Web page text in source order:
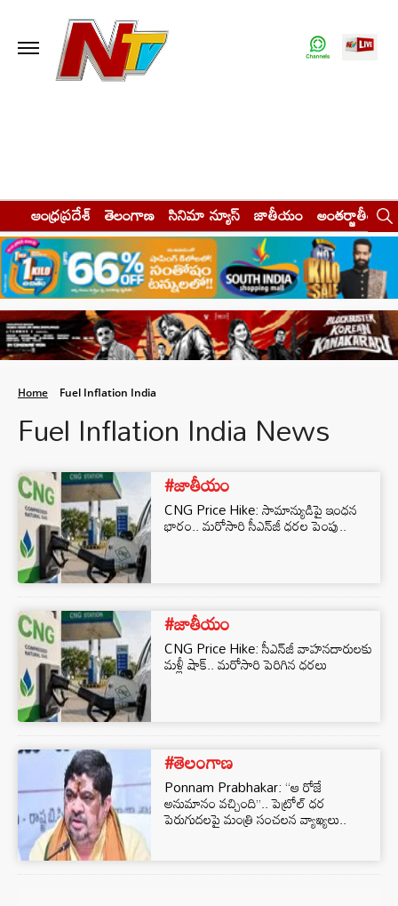
ఆంధ్రప్రదేశ్ తెలంగాణ సినిమా న్యూస్ జాతీయం అంతర్జాతీయం
Home Fuel Inflation India
Fuel Inflation India News
#జాతీయం
CNG Price Hike: సామాన్యుడిపై ఇంధన
భారం.. మరోసారి సీఎన్‌జీ ధరల పెంపు..
#జాతీయం
CNG Price Hike: సీఎన్‌జీ వాహనదారులకు
మళ్లీ షాక్‌.. మరోసారి పెరిగిన ధరలు
#తెలంగాణ
Ponnam Prabhakar: “ఆ రోజే
అనుమానం వచ్చింది”.. పెట్రోల్ ధర
పెరుగుదలపై మంత్రి సంచలన వ్యాఖ్యలు..